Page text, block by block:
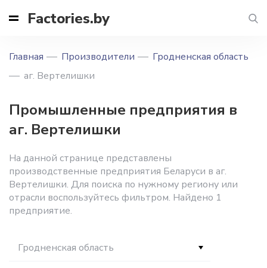
Factories.by
Главная Производители
Гродненская область
аг. Вертелишки
Промышленные предприятия в
аг. Вертелишки
На данной странице представлены
производственные предприятия Беларуси в аг.
Вертелишки. Для поиска по нужному региону или
отрасли воспользуйтесь фильтром. Найдено 1
предприятие.
Гродненская область